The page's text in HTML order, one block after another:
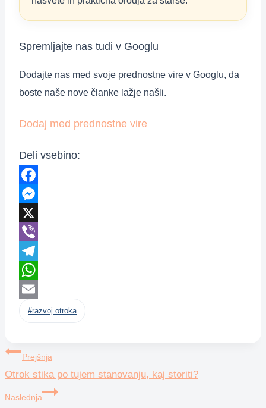
Spremljajte nas tudi v Googlu
Dodajte nas med svoje prednostne vire v Googlu, da
boste naše nove članke lažje našli.
Dodaj med prednostne vire
Deli vsebino:
Facebook
Messenger
X
Viber
Telegram
WhatsApp
Email
Post
Tags:
#razvoj otroka
Navigacija
prispevka
Prejšnja
Otrok stika po tujem stanovanju, kaj storiti?
Naslednja